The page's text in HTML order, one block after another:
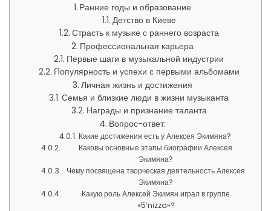
Ранние годы и образование
Детство в Киеве
Страсть к музыке с раннего возраста
Профессиональная карьера
Первые шаги в музыкальной индустрии
Популярность и успехи с первыми альбомами
Личная жизнь и достижения
Семья и близкие люди в жизни музыканта
Награды и признание таланта
Вопрос-ответ:
Какие достижения есть у Алексея Экимяна?
Каковы основные этапы биографии Алексея
Экимяна?
Чему посвящена творческая деятельность Алексея
Экимяна?
Какую роль Алексей Экимян играл в группе
«5’nizza»?